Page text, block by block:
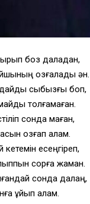
боз даладан,
қозғалады ән.
сыбызғы боп,
толғамаған.
сонда маған,
қозғап алам.
есеңгіреп,
сорға жаман.
сонда далаң,
ұйып қалам.